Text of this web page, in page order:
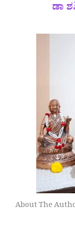
ಡಾ
About The